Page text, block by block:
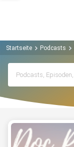
Startseite Podcasts